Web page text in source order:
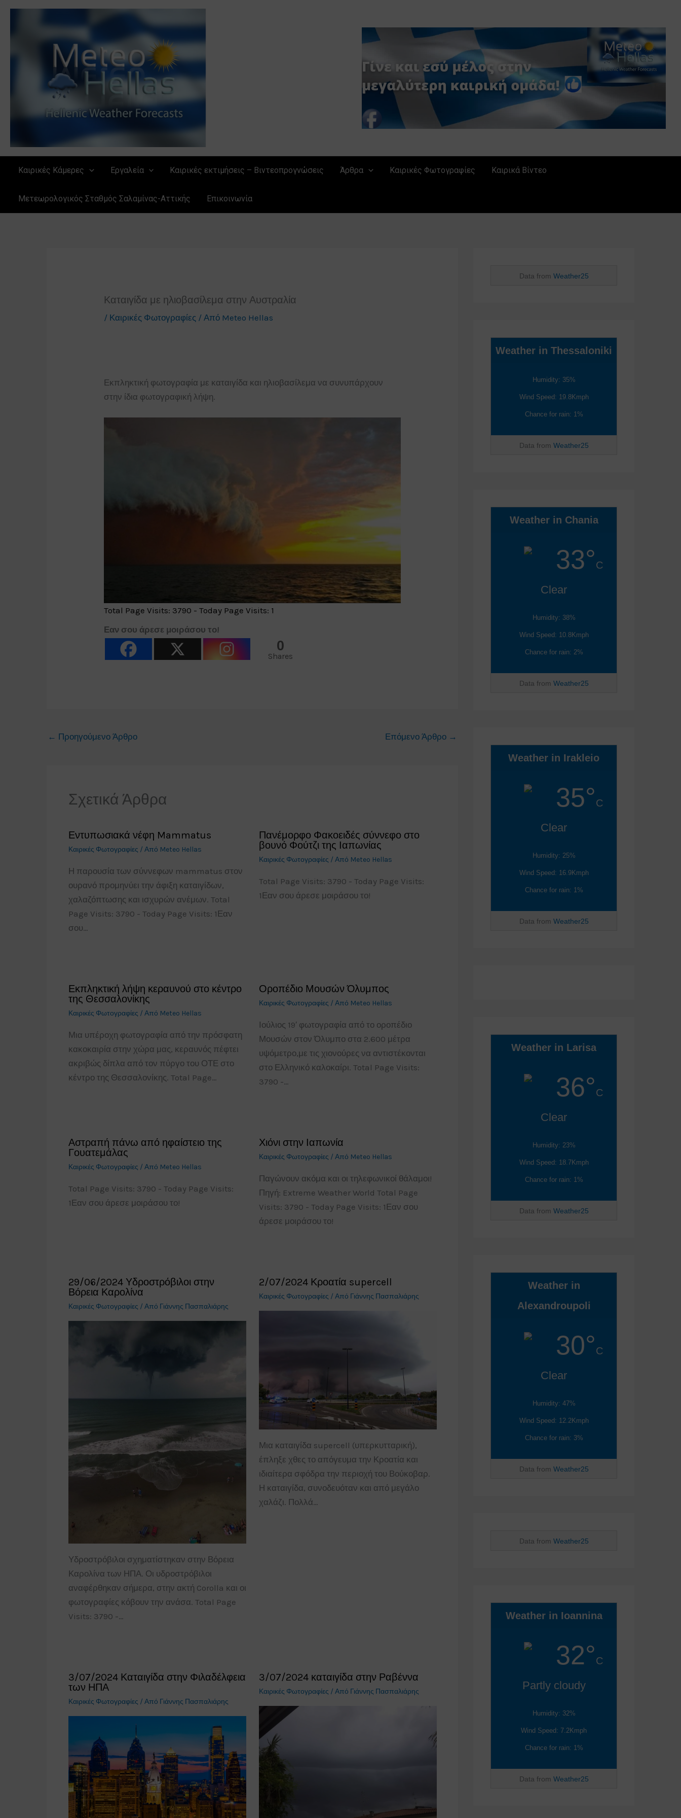
Μετάβαση
Καιρικές Κάμερες Εργαλεία Καιρικές εκτιμήσεις – Βιντεοπρογνώσεις Άρθρα Καιρικές Φωτογραφίες Καιρικά Βίντεο
Μετεωρολογικός Σταθμός Σαλαμίνας-Αττικής Επικοινωνία
Καταιγίδα με ηλιοβασίλεμα στην Αυστραλία
/ Καιρικές Φωτογραφίες / Από Meteo Hellas
Εκπληκτική φωτογραφία με καταιγίδα και ηλιοβασίλεμα να συνυπάρχουν
στην ίδια φωτογραφική λήψη.
Total Page Visits: 3790 - Today Page Visits: 1
Εαν σου άρεσε μοιράσου το!
0
Shares
← Προηγούμενο Άρθρο Επόμενο Άρθρο →
Σχετικά Άρθρα
Εντυπωσιακά νέφη Mammatus
Καιρικές Φωτογραφίες / Από Meteo Hellas
Η παρουσία των σύννεφων mammatus στον
ουρανό προμηνύει την άφιξη καταιγίδων,
χαλαζόπτωσης και ισχυρών ανέμων. Total
Page Visits: 3790 - Today Page Visits: 1Εαν
σου…
Πανέμορφο Φακοειδές σύννεφο στο
βουνό Φούτζι της Ιαπωνίας
Καιρικές Φωτογραφίες / Από Meteo Hellas
Total Page Visits: 3790 - Today Page Visits:
1Εαν σου άρεσε μοιράσου το!
Εκπληκτική λήψη κεραυνού στο κέντρο
της Θεσσαλονίκης
Καιρικές Φωτογραφίες / Από Meteo Hellas
Μια υπέροχη φωτογραφία από την πρόσφατη
κακοκαιρία στην χώρα μας, κεραυνός πέφτει
ακριβώς δίπλα από τον πύργο του ΟΤΕ στο
κέντρο της Θεσσαλονίκης. Total Page…
Οροπέδιο Μουσών Όλυμπος
Καιρικές Φωτογραφίες / Από Meteo Hellas
Ιούλιος 19′ φωτογραφία από το οροπέδιο
Μουσών στον Όλυμπο στα 2.600 μέτρα
υψόμετρο,με τις χιονούρες να αντιστέκονται
στο Ελληνικό καλοκαίρι. Total Page Visits:
3790 -…
Αστραπή πάνω από ηφαίστειο της
Γουατεμάλας
Καιρικές Φωτογραφίες / Από Meteo Hellas
Total Page Visits: 3790 - Today Page Visits:
1Εαν σου άρεσε μοιράσου το!
Χιόνι στην Ιαπωνία
Καιρικές Φωτογραφίες / Από Meteo Hellas
Παγώνουν ακόμα και οι τηλεφωνικοί θάλαμοι!
Πηγή: Extreme Weather World Total Page
Visits: 3790 - Today Page Visits: 1Εαν σου
άρεσε μοιράσου το!
29/06/2024 Υδροστρόβιλοι στην
Βόρεια Καρολίνα
Καιρικές Φωτογραφίες / Από Γιάννης Πασπαλιάρης
Υδροστρόβιλοι σχηματίστηκαν στην Βόρεια
Καρολίνα των ΗΠΑ. Οι υδροστρόβιλοι
αναφέρθηκαν σήμερα, στην ακτή Corolla και οι
φωτογραφίες κόβουν την ανάσα. Total Page
Visits: 3790 -…
2/07/2024 Κροατία supercell
Καιρικές Φωτογραφίες / Από Γιάννης Πασπαλιάρης
Μια καταιγίδα supercell (υπερκυτταρική),
έπληξε χθες το απόγευμα την Κροατία και
ιδιαίτερα σφόδρα την περιοχή του Βούκοβαρ.
Η καταιγίδα, συνοδευόταν και από μεγάλο
χαλάζι. Πολλά…
3/07/2024 Καταιγίδα στην Φιλαδέλφεια
των ΗΠΑ
Καιρικές Φωτογραφίες / Από Γιάννης Πασπαλιάρης
3/07/2024 καταιγίδα στην Ραβέννα
Καιρικές Φωτογραφίες / Από Γιάννης Πασπαλιάρης
Data from Weather25
Weather in Thessaloniki
Humidity: 35%
Wind Speed: 19.8Kmph
Chance for rain: 1%
Data from Weather25
Weather in Chania
33°C
Clear
Humidity: 38%
Wind Speed: 10.8Kmph
Chance for rain: 2%
Data from Weather25
Weather in Irakleio
35°C
Clear
Humidity: 25%
Wind Speed: 16.9Kmph
Chance for rain: 1%
Data from Weather25
Weather in Larisa
36°C
Clear
Humidity: 23%
Wind Speed: 18.7Kmph
Chance for rain: 1%
Data from Weather25
Weather in
Alexandroupoli
30°C
Clear
Humidity: 47%
Wind Speed: 12.2Kmph
Chance for rain: 3%
Data from Weather25
Data from Weather25
Weather in Ioannina
32°C
Partly cloudy
Humidity: 32%
Wind Speed: 7.2Kmph
Chance for rain: 1%
Data from Weather25